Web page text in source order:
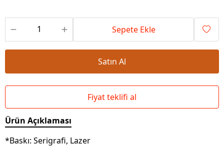
Sepete Ekle
Satın Al
Fiyat teklifi al
Ürün Açıklaması
*Baskı: Serigrafi, Lazer